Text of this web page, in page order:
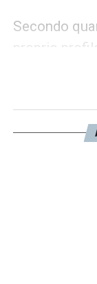
Secondo
proprio profilo
sogno di
nazionale.